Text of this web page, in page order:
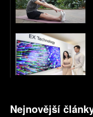
Nejnovější